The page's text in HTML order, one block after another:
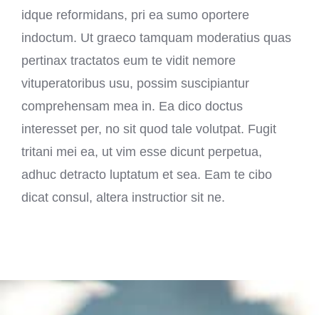
idque reformidans, pri ea sumo oportere
indoctum. Ut graeco tamquam moderatius quas
pertinax tractatos eum te vidit nemore
vituperatoribus usu, possim suscipiantur
comprehensam mea in. Ea dico doctus
interesset per, no sit quod tale volutpat. Fugit
tritani mei ea, ut vim esse dicunt perpetua,
adhuc detracto luptatum et sea. Eam te cibo
dicat consul, altera instructior sit ne.